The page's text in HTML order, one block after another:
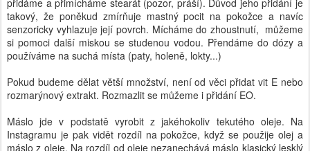
Pokud budeme dělat větší množství, není od věci přidat vit E nebo
rozmarýnový extrakt. Rozmazlit se můžeme i přidání EO.
Máslo jde v podstatě vyrobit z jakéhokoliv tekutého oleje. Na
máslo z oleje. Na rozdíl od oleje nezanechává máslo klasický lesklý
olejový povrch, ale pokožka je matná.
Publikoval(a)Michaela 15th August 2016
Štítky:Dítě Jednoduché Muži Tělové Vegan